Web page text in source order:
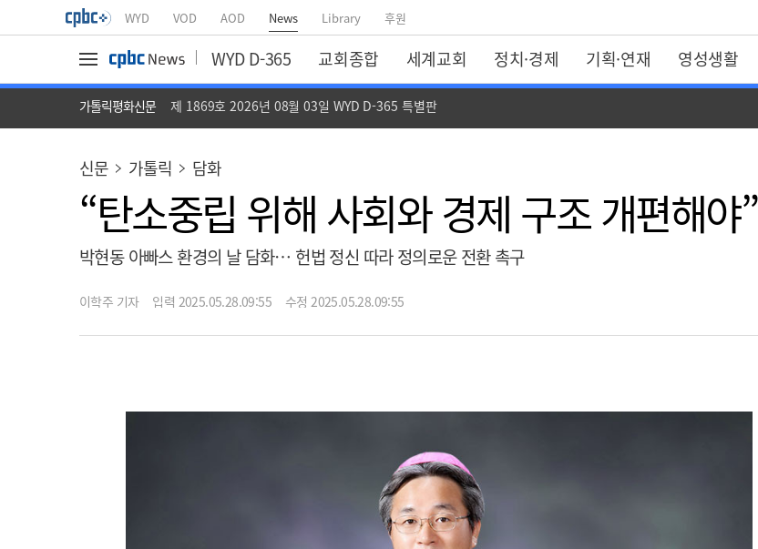
WYD VOD AOD News Library 후원
WYD D-365 교회종합 세계교회 정치·경제 기획·연재 영성생활
가톨릭평화신문 제 1869호 2026년 08월 03일 WYD D-365 특별판
신문 가톨릭 담화
“탄소중립 위해 사회와 경제 구조 개편해야”
박현동 아빠스 환경의 날 담화… 헌법 정신 따라 정의로운 전환 촉구
이학주 기자 입력 2025.05.28.09:55 수정 2025.05.28.09:55